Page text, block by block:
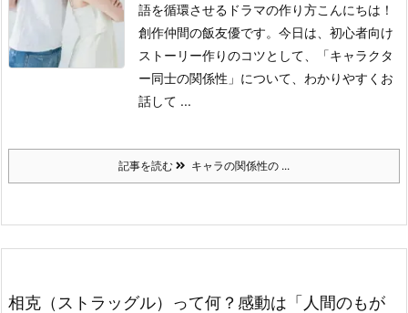
語を循環させるドラマの作り方こんにちは！
創作仲間の飯友優です。 今日は、初心者向け
ストーリー作りのコツとして、「キャラクタ
ー同士の関係性」について、わかりやすくお
話して ...
記事を読む キャラの関係性の ...
相克（ストラッグル）って何？感動は「人間のもが